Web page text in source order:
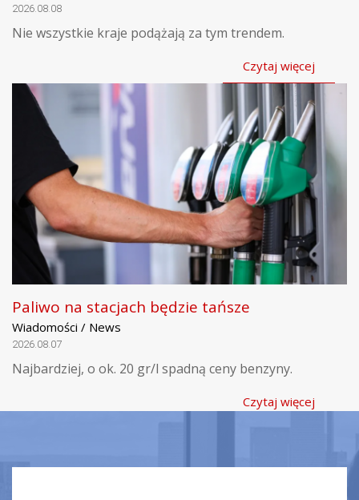
2026.08.08
Nie wszystkie kraje podążają za tym trendem.
Czytaj więcej
Paliwo na stacjach będzie tańsze
Wiadomości / News
2026.08.07
Najbardziej, o ok. 20 gr/l spadną ceny benzyny.
Czytaj więcej